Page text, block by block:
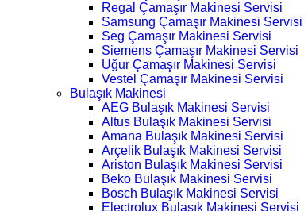
Regal Çamaşır Makinesi Servisi
Samsung Çamaşır Makinesi Servisi
Seg Çamaşır Makinesi Servisi
Siemens Çamaşır Makinesi Servisi
Uğur Çamaşır Makinesi Servisi
Vestel Çamaşır Makinesi Servisi
Bulaşık Makinesi
AEG Bulaşık Makinesi Servisi
Altus Bulaşık Makinesi Servisi
Amana Bulaşık Makinesi Servisi
Arçelik Bulaşık Makinesi Servisi
Ariston Bulaşık Makinesi Servisi
Beko Bulaşık Makinesi Servisi
Bosch Bulaşık Makinesi Servisi
Electrolux Bulaşık Makinesi Servisi